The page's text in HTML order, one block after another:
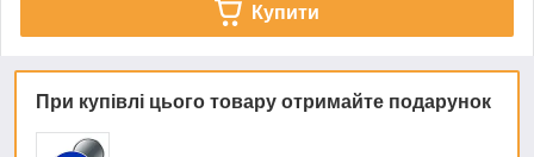
Купити
При купівлі цього товару отримайте подарунок